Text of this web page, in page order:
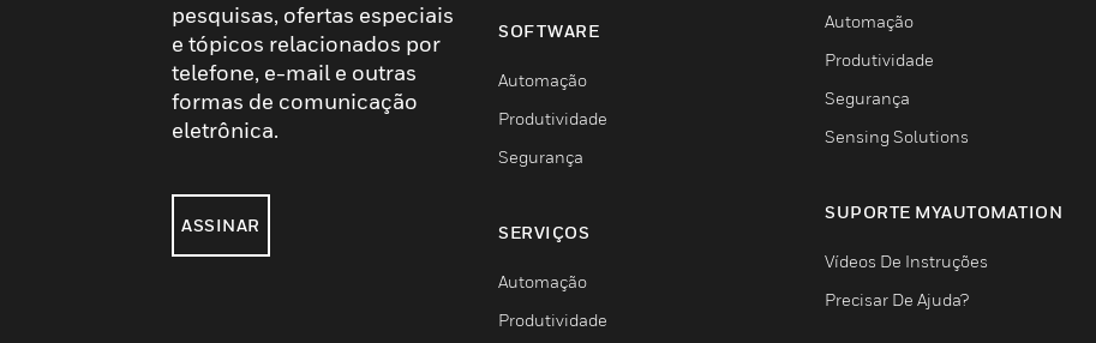
pesquisas, ofertas especiais
e tópicos relacionados por
telefone, e-mail e outras
formas de comunicação
eletrônica.
ASSINAR
SOFTWARE
Automação
Produtividade
Segurança
SERVIÇOS
Automação
Produtividade
Automação
Produtividade
Segurança
Sensing Solutions
SUPORTE MYAUTOMATION
Vídeos De Instruções
Precisar De Ajuda?